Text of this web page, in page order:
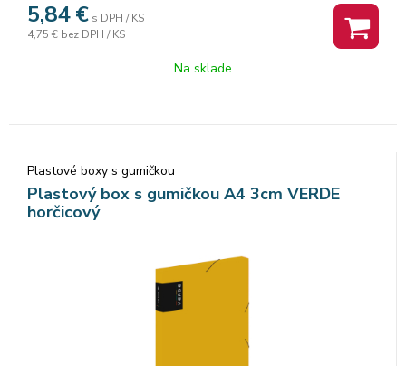
5,84 € s DPH / KS
4,75 € bez DPH / KS
Na sklade
Plastové boxy s gumičkou
Plastový box s gumičkou A4 3cm VERDE
horčicový